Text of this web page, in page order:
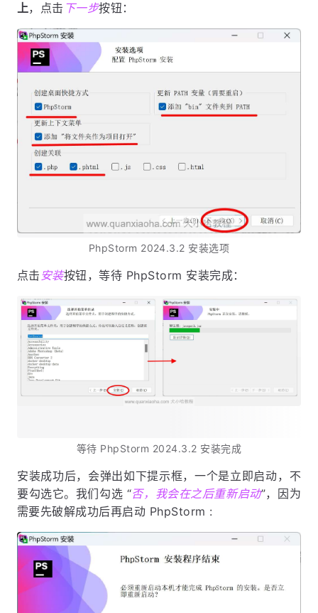
上，点击 下一步按钮：
PhpStorm 2024.3.2 安装选项
点击 安装按钮，等待 PhpStorm 安装完成：
等待 PhpStorm 2024.3.2 安装完成
安装成功后，会弹出如下提示框，一个是立即启动，不
要勾选它。我们勾选 “否，我会在之后重新启动”，因为
需要先破解成功后再启动 PhpStorm :